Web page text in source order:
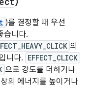
)를 결정할 때 우선
습니다.
의
니다. EFFECT_CLICK
으로 강도를 더하거나
의 에너지를 높이거나